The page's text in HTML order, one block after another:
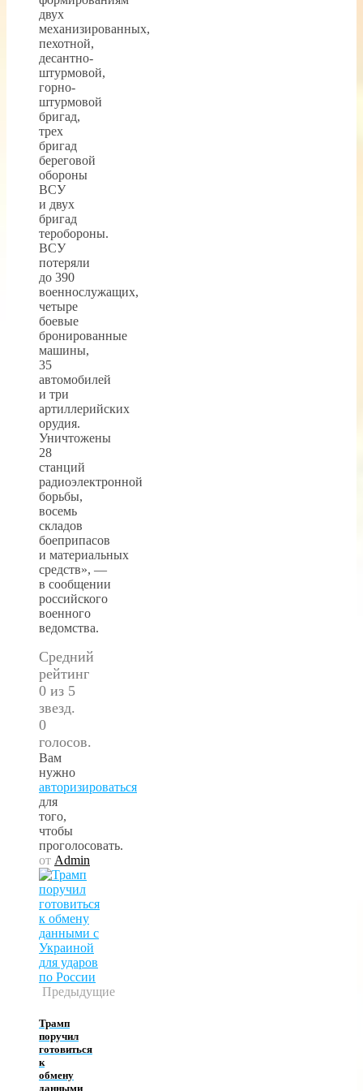
двух
механизированных,
пехотной,
десантно-
штурмовой,
горно-
штурмовой
бригад,
трех
бригад
береговой
обороны
ВСУ
и двух
бригад
теробороны.
ВСУ
потеряли
до 390
военнослужащих,
четыре
боевые
бронированные
машины,
35
автомобилей
и три
артиллерийских
орудия.
Уничтожены
28
станций
радиоэлектронной
борьбы,
восемь
складов
боеприпасов
и материальных
средств», —
в сообщении
российского
военного
ведомства.
Средний
рейтинг
0 из 5
звезд.
0
голосов.
Вам
нужно
авторизироваться
для
того,
чтобы
проголосовать.
от Admin
Предыдущие
Трамп
поручил
готовиться
к
обмену
данными